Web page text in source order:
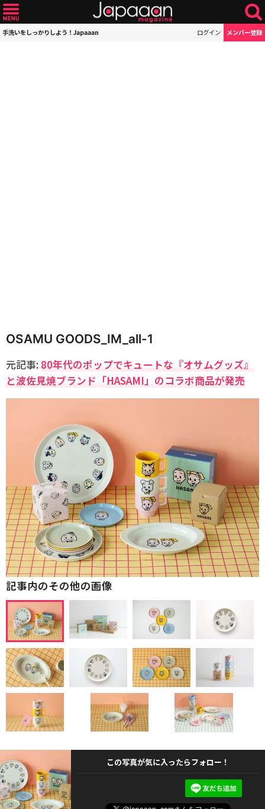
手洗いをしっかりしよう！Japaaan ログイン メンバー登録
OSAMU GOODS_IM_all-1
元記事: 80年代のポップでキュートな『オサムグッズ』
と波佐見焼ブランド「HASAMI」のコラボ商品が発売
記事内のその他の画像
この写真が気に入ったらフォロー！